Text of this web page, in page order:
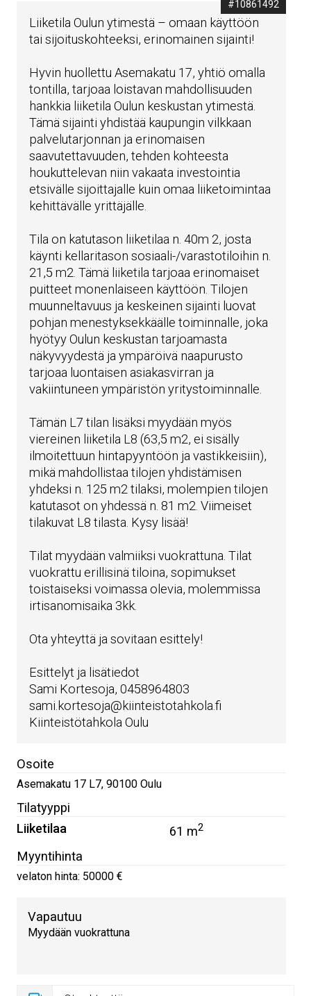
#10861492
Liiketila Oulun ytimestä – omaan käyttöön
tai sijoituskohteeksi, erinomainen sijainti!
Hyvin huollettu Asemakatu 17, yhtiö omalla
tontilla, tarjoaa loistavan mahdollisuuden
hankkia liiketila Oulun keskustan ytimestä.
Tämä sijainti yhdistää kaupungin vilkkaan
palvelutarjonnan ja erinomaisen
saavutettavuuden, tehden kohteesta
houkuttelevan niin vakaata investointia
etsivälle sijoittajalle kuin omaa liiketoimintaa
kehittävälle yrittäjälle.
Tila on katutason liiketilaa n. 40m 2, josta
käynti kellaritason sosiaali-/varastotiloihin n.
21,5 m2. Tämä liiketila tarjoaa erinomaiset
puitteet monenlaiseen käyttöön. Tilojen
muunneltavuus ja keskeinen sijainti luovat
pohjan menestyksekkäälle toiminnalle, joka
hyötyy Oulun keskustan tarjoamasta
näkyvyydestä ja ympäröivä naapurusto
tarjoaa luontaisen asiakasvirran ja
vakiintuneen ympäristön yritystoiminnalle.
Tämän L7 tilan lisäksi myydään myös
viereinen liiketila L8 (63,5 m2, ei sisälly
ilmoitettuun hintapyyntöön ja vastikkeisiin),
mikä mahdollistaa tilojen yhdistämisen
yhdeksi n. 125 m2 tilaksi, molempien tilojen
katutasot on yhdessä n. 81 m2. Viimeiset
tilakuvat L8 tilasta. Kysy lisää!
Tilat myydään valmiiksi vuokrattuna. Tilat
vuokrattu erillisinä tiloina, sopimukset
toistaiseksi voimassa olevia, molemmissa
irtisanomisaika 3kk.
Ota yhteyttä ja sovitaan esittely!
Esittelyt ja lisätiedot
Sami Kortesoja, 0458964803
sami.kortesoja@kiinteistotahkola.fi
Kiinteistötahkola Oulu
Osoite
Asemakatu 17 L7, 90100 Oulu
Tilatyyppi
Liiketilaa
61 m2
Myyntihinta
velaton hinta: 50000 €
Vapautuu
Myydään vuokrattuna